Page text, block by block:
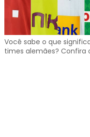
Você sabe o que
times alemães? Confira